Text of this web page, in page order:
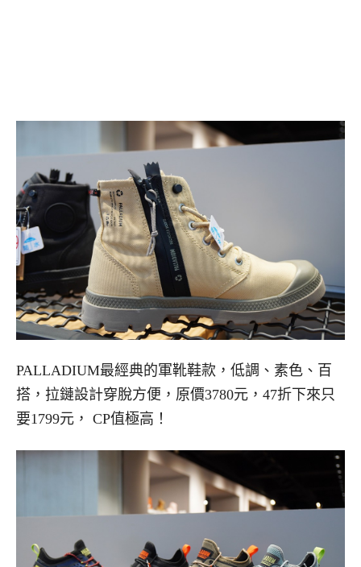
PALLADIUM最經典的軍靴鞋款，低調、素色、百
搭，拉鏈設計穿脫方便，原價3780元，47折下來只
要1799元， CP值極高！